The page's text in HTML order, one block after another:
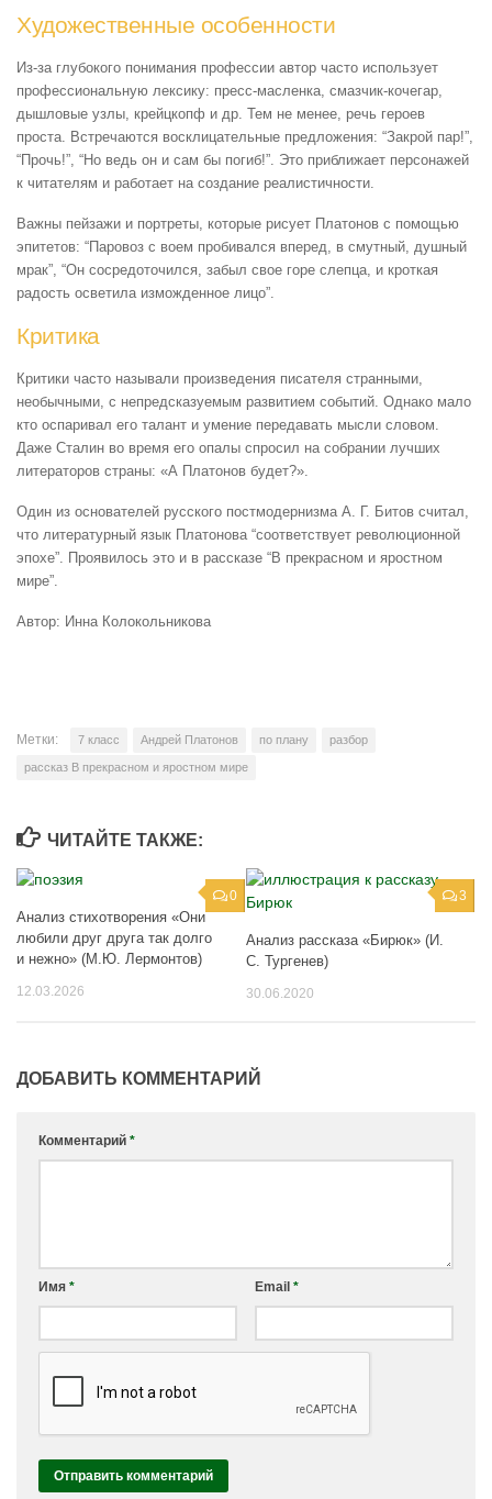
Художественные особенности
Из-за глубокого понимания профессии автор часто использует
профессиональную лексику: пресс-масленка, смазчик-кочегар,
дышловые узлы, крейцкопф и др. Тем не менее, речь героев
проста. Встречаются восклицательные предложения: “Закрой пар!”,
“Прочь!”, “Но ведь он и сам бы погиб!”. Это приближает персонажей
к читателям и работает на создание реалистичности.
Важны пейзажи и портреты, которые рисует Платонов с помощью
эпитетов: “Паровоз с воем пробивался вперед, в смутный, душный
мрак”, “Он сосредоточился, забыл свое горе слепца, и кроткая
радость осветила изможденное лицо”.
Критика
Критики часто называли произведения писателя странными,
необычными, с непредсказуемым развитием событий. Однако мало
кто оспаривал его талант и умение передавать мысли словом.
Даже Сталин во время его опалы спросил на собрании лучших
литераторов страны: «А Платонов будет?».
Один из основателей русского постмодернизма А. Г. Битов считал,
что литературный язык Платонова “соответствует революционной
эпохе”. Проявилось это и в рассказе “В прекрасном и яростном
мире”.
Автор: Инна Колокольникова
Метки: 7 класс Андрей Платонов по плану разбор
рассказ В прекрасном и яростном мире
ЧИТАЙТЕ ТАКЖЕ:
0
Анализ стихотворения «Они
любили друг друга так долго
и нежно» (М.Ю. Лермонтов)
12.03.2026
3
Анализ рассказа «Бирюк» (И.
С. Тургенев)
30.06.2020
ДОБАВИТЬ КОММЕНТАРИЙ
Комментарий *
Имя * Email *